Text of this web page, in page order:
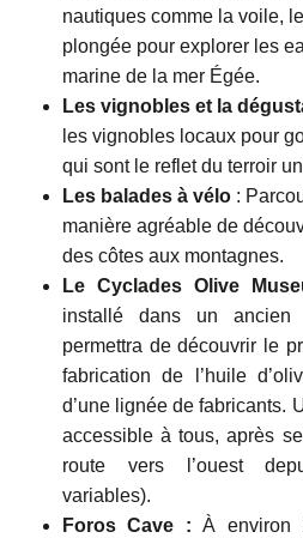
nautiques comme la voile,
plongée pour explorer les
marine de la mer Égée.
Les vignobles et la
les vignobles locaux pour
qui sont le reflet du terroir
Les balades à vélo :
manière agréable de
des côtes aux montagnes.
Le Cyclades Olive
installé dans un
permettra de découvrir le
fabrication de l’huile
d’une lignée de fabricants.
accessible à tous, après
route vers l’ouest
variables).
Foros Cave :À environ